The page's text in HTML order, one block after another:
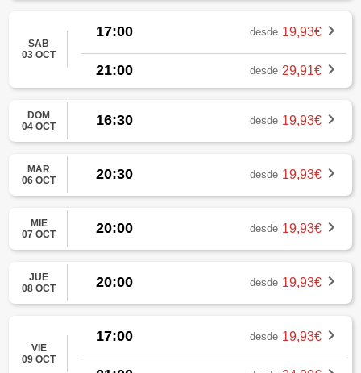
SAB
03 OCT
17:00 desde 19,93€
21:00 desde 29,91€
DOM
04 OCT
16:30 desde 19,93€
MAR
06 OCT
20:30 desde 19,93€
MIE
07 OCT
20:00 desde 19,93€
JUE
08 OCT
20:00 desde 19,93€
VIE
09 OCT
17:00 desde 19,93€